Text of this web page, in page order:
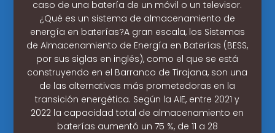
caso de una batería de un móvil o un televisor.
¿Qué es un sistema de almacenamiento de
energía en baterías?A gran escala, los Sistemas
de Almacenamiento de Energía en Baterías (BESS,
por sus siglas en inglés), como el que se está
construyendo en el Barranco de Tirajana, son una
de las alternativas más prometedoras en la
transición energética. Según la AIE, entre 2021 y
2022 la capacidad total de almacenamiento en
baterías aumentó un 75 %, de 11 a 28